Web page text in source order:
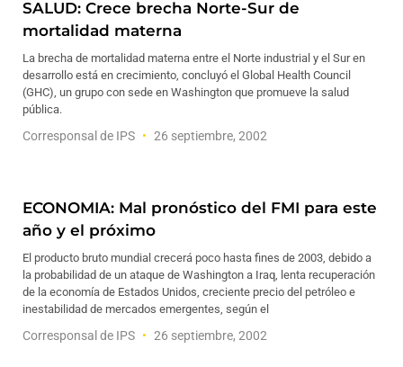
SALUD: Crece brecha Norte-Sur de
mortalidad materna
La brecha de mortalidad materna entre el Norte industrial y el Sur en
desarrollo está en crecimiento, concluyó el Global Health Council
(GHC), un grupo con sede en Washington que promueve la salud
pública.
Corresponsal de IPS 26 septiembre, 2002
ECONOMIA: Mal pronóstico del FMI para este
año y el próximo
El producto bruto mundial crecerá poco hasta fines de 2003, debido a
la probabilidad de un ataque de Washington a Iraq, lenta recuperación
de la economía de Estados Unidos, creciente precio del petróleo e
inestabilidad de mercados emergentes, según el
Corresponsal de IPS 26 septiembre, 2002